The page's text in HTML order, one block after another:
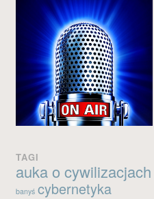
TAGI
auka o cywilizacjach
banyś cybernetyka